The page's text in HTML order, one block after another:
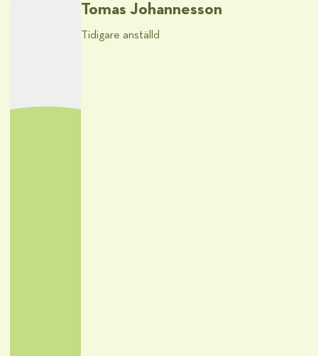
Tomas Johannesson
Tidigare anställd